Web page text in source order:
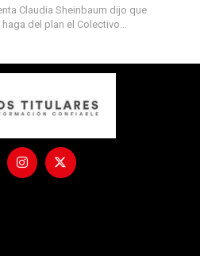
Claudia Sheinbaum dijo que
del plan el Colectivo...